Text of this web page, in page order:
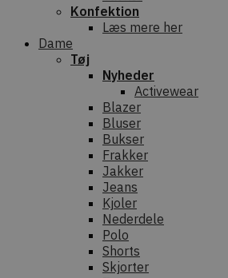
Konfektion
Læs mere her
Dame
Tøj
Nyheder
Activewear
Blazer
Bluser
Bukser
Frakker
Jakker
Jeans
Kjoler
Nederdele
Polo
Shorts
Skjorter